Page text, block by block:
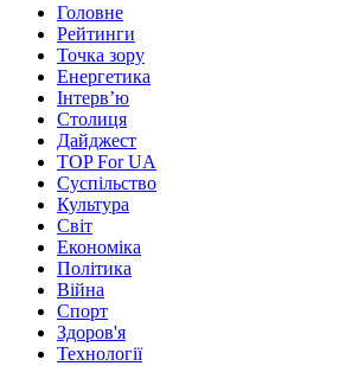
Головне
Рейтинги
Точка зору
Енергетика
Інтерв’ю
Столиця
Дайджест
TOP For UA
Суспiльство
Культура
Світ
Економіка
Політика
Війна
Спорт
Здоров'я
Технології